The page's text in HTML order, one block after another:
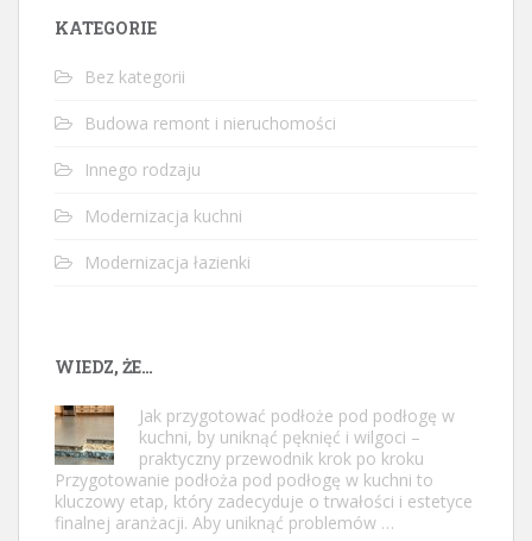
KATEGORIE
Bez kategorii
Budowa remont i nieruchomości
Innego rodzaju
Modernizacja kuchni
Modernizacja łazienki
WIEDZ, ŻE…
Jak przygotować podłoże pod podłogę w
kuchni, by uniknąć pęknięć i wilgoci –
praktyczny przewodnik krok po kroku
Przygotowanie podłoża pod podłogę w kuchni to
kluczowy etap, który zadecyduje o trwałości i estetyce
finalnej aranżacji. Aby uniknąć problemów …